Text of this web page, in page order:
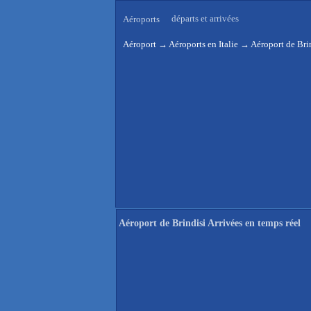
Aéroports départs et arrivées
Aéroport → Aéroports en Italie → Aéroport de
Aéroport de Brindisi Arrivées en temps réel